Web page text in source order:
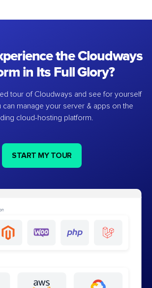
the Cloudways
in Its Full Glory?
tour of Cloudways and see for yourself
can manage your server & apps on the
cloud-hosting platform.
START MY TOUR